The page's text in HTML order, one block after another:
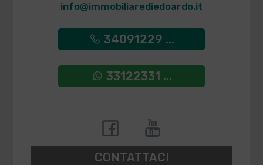
info@immobiliarediedoardo.it
34091229 ...
33122331 ...
CONTATTACI